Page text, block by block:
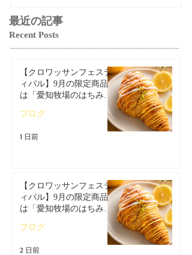
最近の記事
Recent Posts
【クロワッサンフェステ
ィバル】9月の限定商品
は「愛知牧場のはちみつ
ン」🥐🍋
ブログ
1 日前
【クロワッサンフェステ
ィバル】9月の限定商品
は「愛知牧場のはちみつ
ン」🥐
ブログ
2 日前